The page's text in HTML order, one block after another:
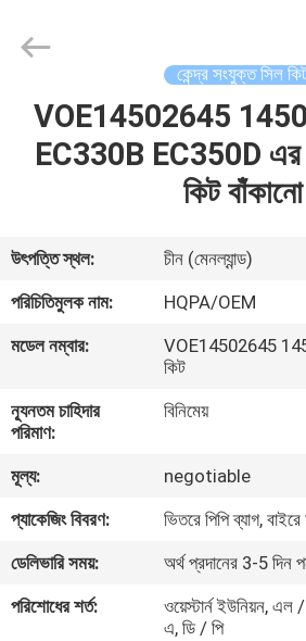
বাড়ি
আমাদের
সম্পর্কে
কারখানা
ভ্রমণ
মান
নিয়ন্ত্রণ
সাইট
ম্যাপ
Management
Services
Reserved.
কেন্দ্র সংযুক্ত সিল
VOE14502645
EC330B EC350D এর
কিট বাঁকানো
উৎপত্তি স্থল:
চীন (মেনল্যান্ড)
পরিচিতিমুলক নাম:
HQPA/OEM
মডেল নম্বার:
VOE14502645
কিট
ন্যূনতম চাহিদার
পরিমাণ:
বিনিমেয়
মূল্য:
negotiable
প্যাকেজিং বিবরণ:
ভিতরে পিপি ব্যাগ,
ডেলিভারি সময়:
অর্থ প্রদানের 3-5 দিন
পরিশোধের শর্ত:
ওয়েস্টার্ন ইউনিয়ন, এল /
এ, ডি / পি